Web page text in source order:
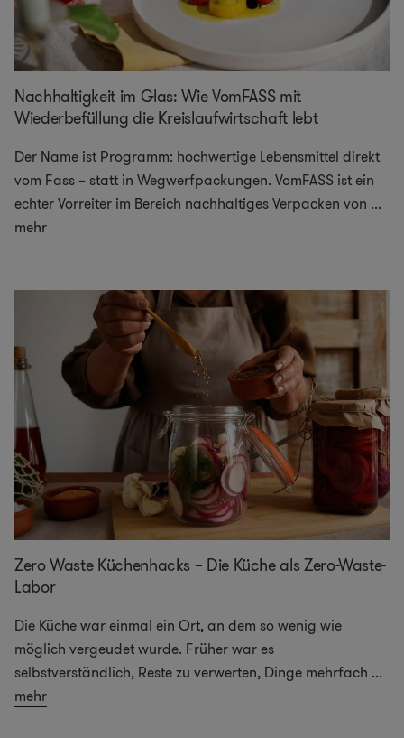
Nachhaltigkeit im Glas: Wie VomFASS mit
Wiederbefüllung die Kreislaufwirtschaft lebt
Der Name ist Programm: hochwertige Lebensmittel direkt
vom Fass – statt in Wegwerfpackungen. VomFASS ist ein
echter Vorreiter im Bereich nachhaltiges Verpacken von ...
mehr
Zero Waste Küchenhacks – Die Küche als Zero-Waste-
Labor
Die Küche war einmal ein Ort, an dem so wenig wie
möglich vergeudet wurde. Früher war es
selbstverständlich, Reste zu verwerten, Dinge mehrfach ...
mehr